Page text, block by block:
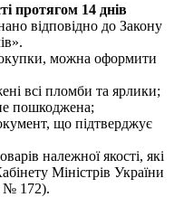
протягом 14 днів
відповідно до Закону
можна оформити
всі пломби та ярлики;
пошкоджена;
що підтверджує
належної якості, які
Міністрів України
№ 172).